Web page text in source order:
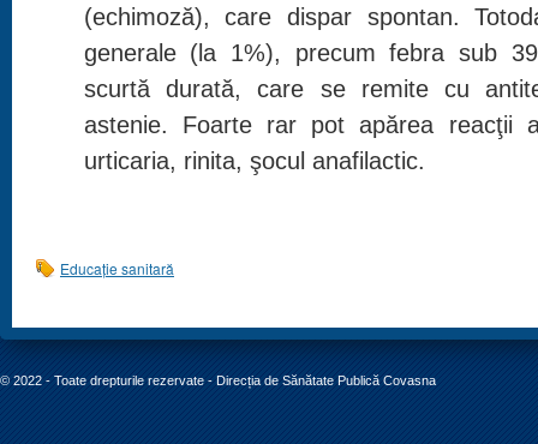
(echimoză), care dispar spontan.
generale (la 1%), precum febra sub
scurtă durată, care se remite cu
astenie. Foarte rar pot apărea reacţii
urticaria, rinita, şocul anafilactic.
Educație sanitară
© 2022 - Toate drepturile rezervate - Direcția de Sănătate Publică Covasna